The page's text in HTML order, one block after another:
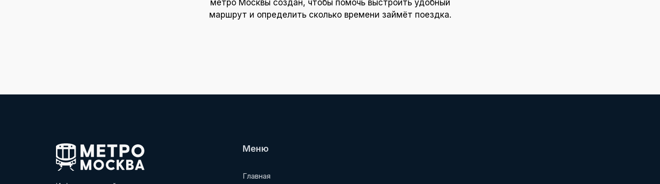
метро Москвы создан, чтобы помочь выстроить удобный
маршрут и определить сколько времени займёт поездка.
Меню
Главная